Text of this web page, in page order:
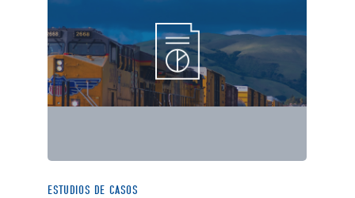
ESTUDIOS DE CASOS